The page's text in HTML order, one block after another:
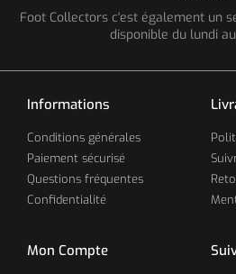
Foot Collectors c'est également un
disponible du lundi
Informations
Conditions générales
Paiement sécurisé
Questions fréquentes
Confidentialité
Mon Compte